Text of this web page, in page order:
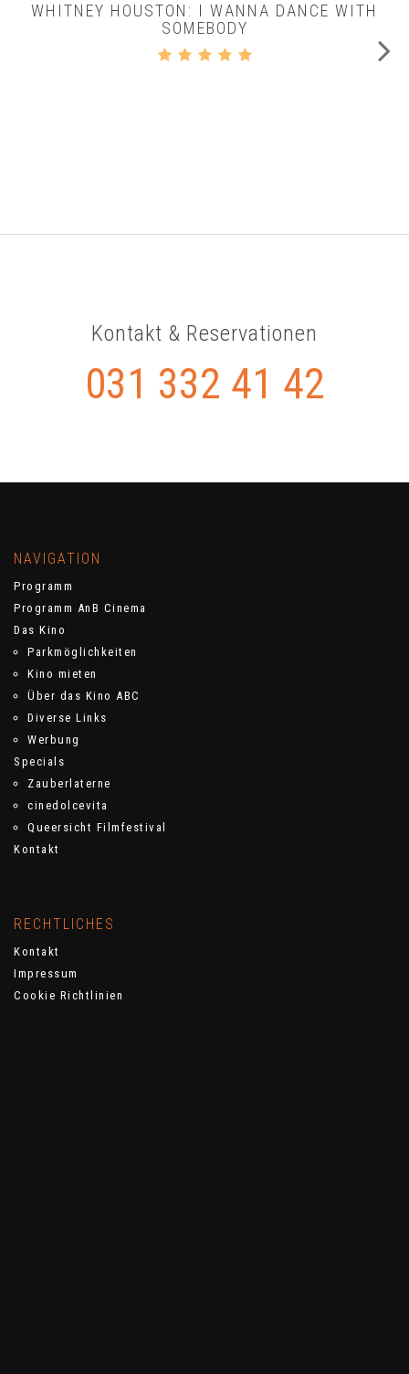
WHITNEY HOUSTON: I WANNA DANCE WITH
SOMEBODY
Kontakt & Reservationen
031 332 41 42
NAVIGATION
Programm
Programm AnB Cinema
Das Kino
Parkmöglichkeiten
Kino mieten
Über das Kino ABC
Diverse Links
Werbung
Specials
Zauberlaterne
cinedolcevita
Queersicht Filmfestival
Kontakt
RECHTLICHES
Kontakt
Impressum
Cookie Richtlinien